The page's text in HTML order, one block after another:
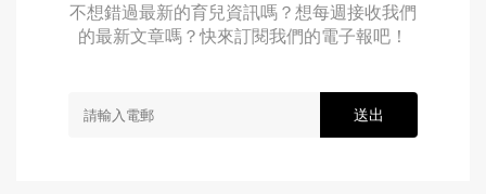
不想錯過最新的育兒資訊嗎？想每週接收我們
的最新文章嗎？快來訂閱我們的電子報吧！
送出